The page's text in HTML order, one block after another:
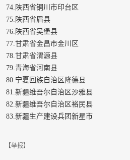
74.陕西省铜川市印台区
75.陕西省眉县
76.陕西省吴堡县
77.甘肃省金昌市金川区
78.甘肃省渭源县
79.青海省河南县
80.宁夏回族自治区隆德县
81.新疆维吾尔自治区沙雅县
82.新疆维吾尔自治区裕民县
83.新疆生产建设兵团新星市
【举报】